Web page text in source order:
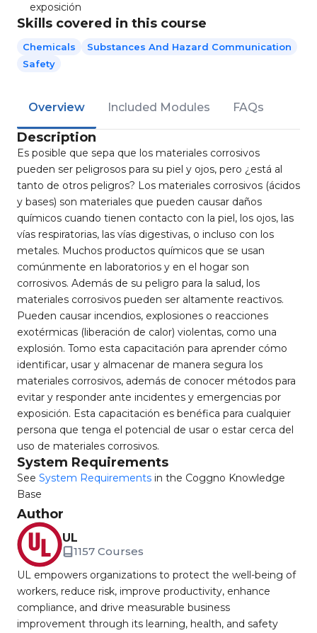
exposición
Skills covered in this course
Chemicals
Substances And Hazard Communication
Safety
Overview Included Modules FAQs
Description
Es posible que sepa que los materiales corrosivos
pueden ser peligrosos para su piel y ojos, pero ¿está al
tanto de otros peligros? Los materiales corrosivos (ácidos
y bases) son materiales que pueden causar daños
químicos cuando tienen contacto con la piel, los ojos, las
vías respiratorias, las vías digestivas, o incluso con los
metales. Muchos productos químicos que se usan
comúnmente en laboratorios y en el hogar son
corrosivos. Además de su peligro para la salud, los
materiales corrosivos pueden ser altamente reactivos.
Pueden causar incendios, explosiones o reacciones
exotérmicas (liberación de calor) violentas, como una
explosión. Tomo esta capacitación para aprender cómo
identificar, usar y almacenar de manera segura los
materiales corrosivos, además de conocer métodos para
evitar y responder ante incidentes y emergencias por
exposición. Esta capacitación es benéfica para cualquier
persona que tenga el potencial de usar o estar cerca del
uso de materiales corrosivos.
System Requirements
See System Requirements in the Coggno Knowledge
Base
Author
UL
1157 Courses
UL empowers organizations to protect the well-being of
workers, reduce risk, improve productivity, enhance
compliance, and drive measurable business
improvement through its learning, health, and safety